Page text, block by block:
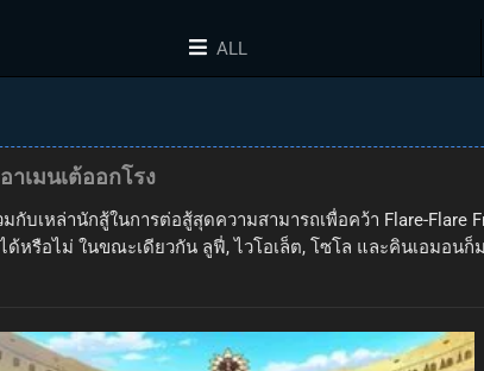
ALL
เมนเต้ออกโรง
กับเหล่านักสู้ในการต่อสู้สุดความสามารถเพื่อคว้า Flare-
รือไม่ ในขณะเดียวกัน ลูฟี่, ไวโอเล็ต, โซโล และคินเอมอน